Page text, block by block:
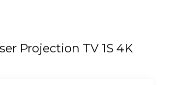
Projection TV 1S 4K